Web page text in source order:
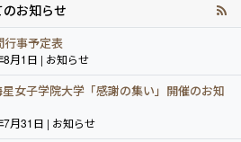
のお知らせ
行事予定表
月1日 | お知らせ
女子学院大学「感謝の集い」開催のお知
月31日 | お知らせ